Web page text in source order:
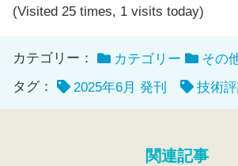
(Visited 25 times, 1 visits today)
カテゴリー： カテゴリー
その
タグ：
2025年6月 発刊 技術
関連記事